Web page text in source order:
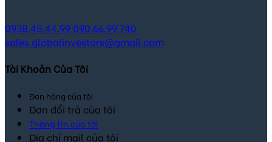
0938.45.44.99090.66.99.740
sales.globalinvestors@gmail.com
Tài Khoản Của Tôi
Đơn hàng của tôi
Đơn đổi trả của tôi
Thông tin của tôi
Địa chỉ mail của tôi